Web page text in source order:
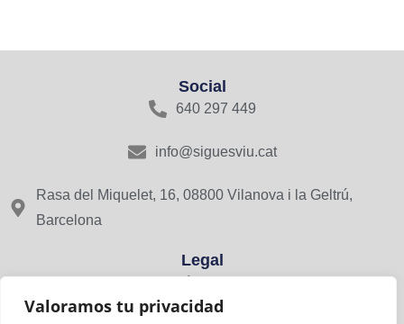
Valoramos tu privacidad
Social
640 297 449
info@siguesviu.cat
Rasa del Miquelet, 16, 08800 Vilanova i la Geltrú,
Barcelona
Legal